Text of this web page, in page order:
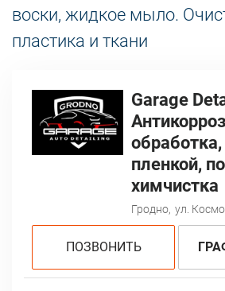
воски, жидкое мыло.
пластика и ткани
Garage
пленкой,
химчистка
Гродно, ул.
ПОЗВОНИТЬ